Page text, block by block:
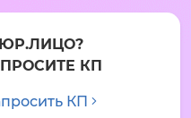
ЮР.ЛИЦО?
КП
КП